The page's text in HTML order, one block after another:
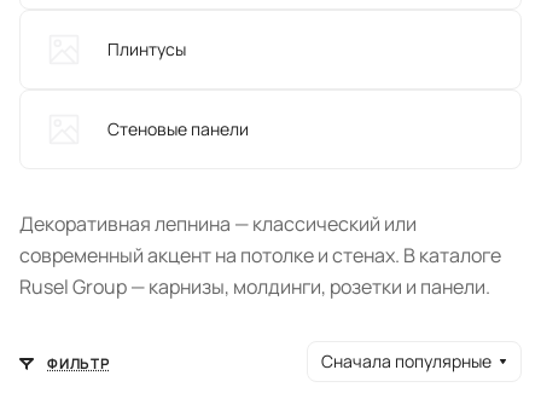
Плинтусы
Стеновые панели
Декоративная лепнина — классический или
современный акцент на потолке и стенах. В каталоге
Rusel Group — карнизы, молдинги, розетки и панели.
ФИЛЬТР Сначала популярные